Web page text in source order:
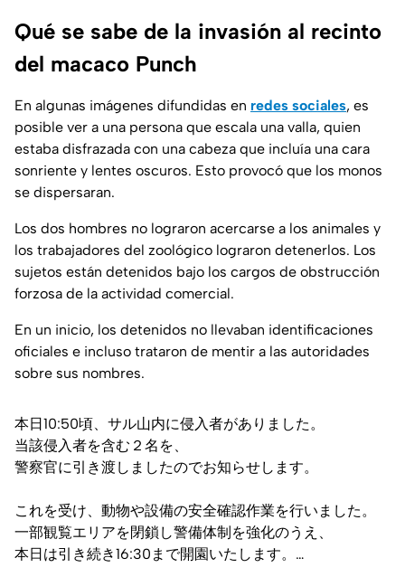
Qué se sabe de la invasión al recinto
del macaco Punch
En algunas imágenes difundidas en redes sociales, es
posible ver a una persona que escala una valla, quien
estaba disfrazada con una cabeza que incluía una cara
sonriente y lentes oscuros. Esto provocó que los monos
se dispersaran.
Los dos hombres no lograron acercarse a los animales y
los trabajadores del zoológico lograron detenerlos. Los
sujetos están detenidos bajo los cargos de obstrucción
forzosa de la actividad comercial.
En un inicio, los detenidos no llevaban identificaciones
oficiales e incluso trataron de mentir a las autoridades
sobre sus nombres.
本日10:50頃、サル山内に侵入者がありました。
当該侵入者を含む２名を、
警察官に引き渡しましたのでお知らせします。
これを受け、動物や設備の安全確認作業を行いました。
一部観覧エリアを閉鎖し警備体制を強化のうえ、
本日は引き続き16:30まで開園いたします。…